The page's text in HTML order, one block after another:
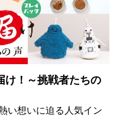
け！～挑戦者たちの
い想いに迫る人気イン